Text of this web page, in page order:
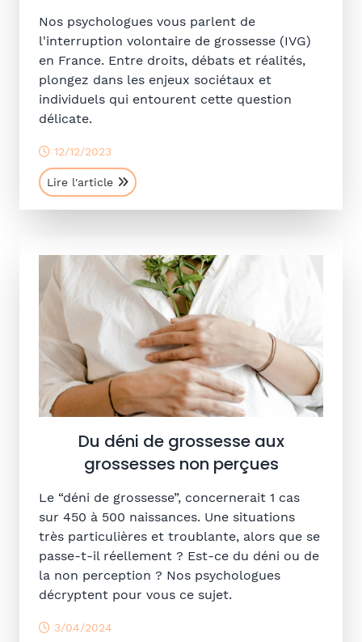
Nos psychologues vous parlent de
l'interruption volontaire de grossesse (IVG)
en France. Entre droits, débats et réalités,
plongez dans les enjeux sociétaux et
individuels qui entourent cette question
délicate.
12/12/2023
Lire l'article
Du déni de grossesse aux
grossesses non perçues
Le “déni de grossesse”, concernerait 1 cas
sur 450 à 500 naissances. Une situations
très particulières et troublante, alors que se
passe-t-il réellement ? Est-ce du déni ou de
la non perception ? Nos psychologues
décryptent pour vous ce sujet.
3/04/2024